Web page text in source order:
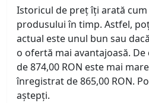
Istoricul de preț îți arată
produsului în timp. Astfel,
actual este unul bun sau
o ofertă mai avantajoasă.
de 874,00 RON este mai
înregistrat de 865,00 RON.
aștepți.